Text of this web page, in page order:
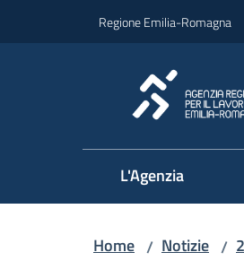
Regione Emilia-Romagna
L'Agenzia
Home / Notizie /